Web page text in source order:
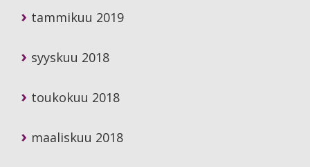
tammikuu 2019
syyskuu 2018
toukokuu 2018
maaliskuu 2018